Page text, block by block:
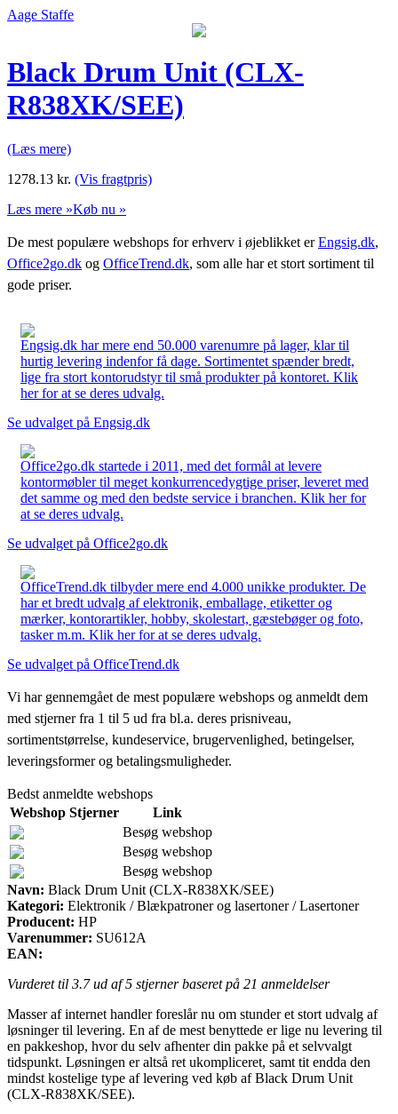
Aage Staffe
Black Drum Unit (CLX-
R838XK/SEE)
(Læs mere)
1278.13 kr. (Vis fragtpris)
Læs mere »Køb nu »
De mest populære webshops for erhverv i øjeblikket erEngsig.dk,
Office2go.dk og OfficeTrend.dk, som alle har et stort sortiment til
gode priser.
Engsig.dk har mere end 50.000 varenumre på lager, klar til
hurtig levering indenfor få dage. Sortimentet spænder bredt,
lige fra stort kontorudstyr til små produkter på kontoret. Klik
her for at se deres udvalg.
Se udvalget på Engsig.dk
Office2go.dk startede i 2011, med det formål at levere
kontormøbler til meget konkurrencedygtige priser, leveret med
det samme og med den bedste service i branchen. Klik her for
at se deres udvalg.
Se udvalget på Office2go.dk
OfficeTrend.dk tilbyder mere end 4.000 unikke produkter. De
har et bredt udvalg af elektronik, emballage, etiketter og
mærker, kontorartikler, hobby, skolestart, gæstebøger og foto,
tasker m.m. Klik her for at se deres udvalg.
Se udvalget på OfficeTrend.dk
Vi har gennemgået de mest populære webshops og anmeldt dem
med stjerner fra 1 til 5 ud fra bl.a. deres prisniveau,
sortimentstørrelse, kundeservice, brugervenlighed, betingelser,
leveringsformer og betalingsmuligheder.
Bedst anmeldte webshops
Webshop Stjerner
Link
Besøg webshop
Besøg webshop
Besøg webshop
Navn: Black Drum Unit (CLX-R838XK/SEE)
Kategori: Elektronik / Blækpatroner og lasertoner / Lasertoner
Producent: HP
Varenummer: SU612A
EAN:
Vurderet til 3.7ud af 5 stjerner baseret på 21 anmeldelser
Masser af internet handler foreslår nu om stunder et stort udvalg af
løsninger til levering. En af de mest benyttede er lige nu levering til
en pakkeshop, hvor du selv afhenter din pakke på et selvvalgt
tidspunkt. Løsningen er altså ret ukompliceret, samt tit endda den
mindst kostelige type af levering ved køb af Black Drum Unit
(CLX-R838XK/SEE).